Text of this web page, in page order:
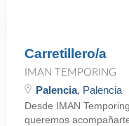
Carretillero/a
IMAN TEMPORING
Palencia, Palencia
Desde IMAN
queremos